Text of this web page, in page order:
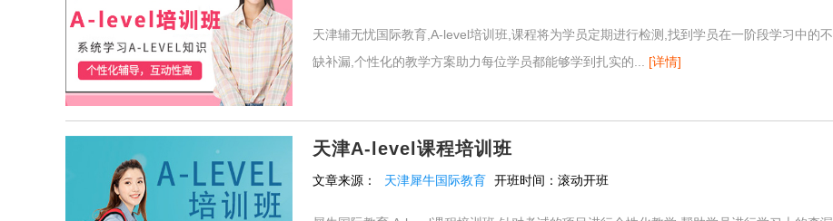
天津辅无忧国际教育,A-level培训班,课程将为学员定期进行检测,找到学员在一阶段学习中的
缺补漏,个性化的教学方案助力每位学员都能够学到扎实的... [详情]
天津A-level课程培训班
文章来源： 天津犀牛国际教育 开班时间： 滚动开班